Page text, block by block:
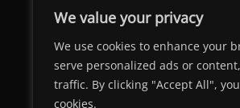
We value your privacy
We use cookies to enhance your
serve personalized ads or
traffic. By clicking "Accept All",
cookies.